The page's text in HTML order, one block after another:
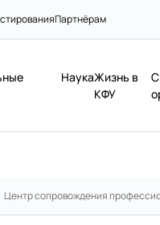
Партнёрам
НаукаЖизнь в
КФУ
Центр сопровождения